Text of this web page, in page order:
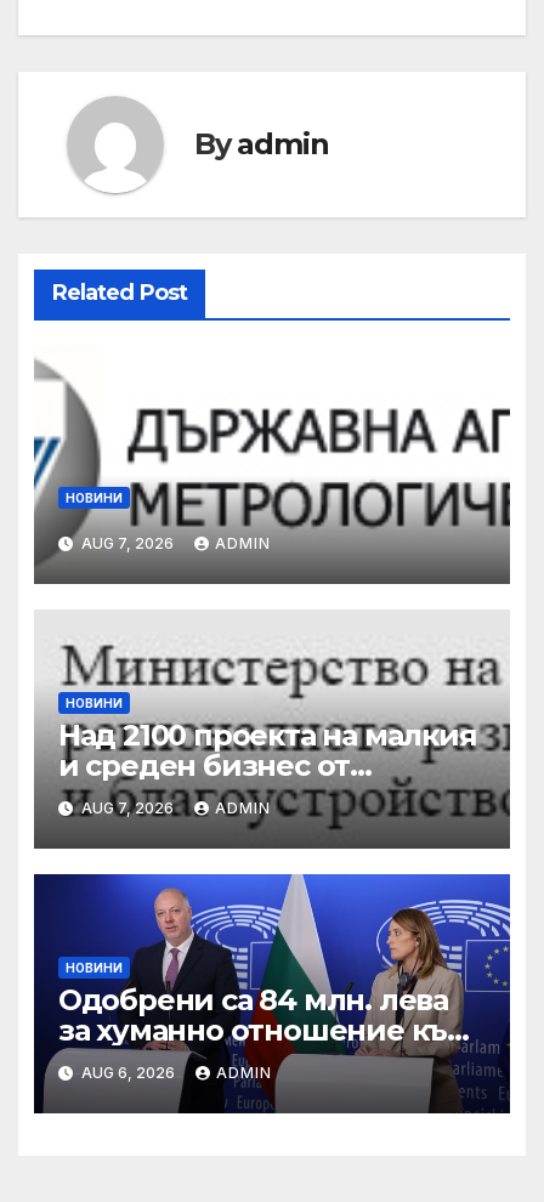
Byadmin
Related Post
НОВИНИ
AUG 7, 2026 ADMIN
НОВИНИ
Над 2100 проекта на малкия
и среден бизнес от
въглищните региони се
състезават за 250 млн. лв. от
Програма „Развитие на
регионите“ 2021-2027 г.
AUG 7, 2026 ADMIN
НОВИНИ
Одобрени са 84 млн. лева
за хуманно отношение към
свине и птици
AUG 6, 2026 ADMIN